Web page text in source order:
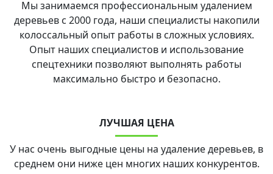
Мы занимаемся профессиональным удалением
деревьев с 2000 года, наши специалисты накопили
колоссальный опыт работы в сложных условиях.
Опыт наших специалистов и использование
спецтехники позволяют выполнять работы
максимально быстро и безопасно.
ЛУЧШАЯ ЦЕНА
У нас очень выгодные цены на удаление деревьев, в
среднем они ниже цен многих наших конкурентов.